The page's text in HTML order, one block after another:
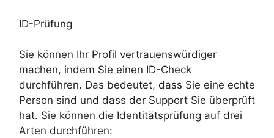
ID-Prüfung
Sie können Ihr Profil vertrauenswürdiger
machen, indem Sie einen ID-Check
durchführen. Das bedeutet, dass Sie eine echte
Person sind und dass der Support Sie überprüft
hat. Sie können die Identitätsprüfung auf drei
Arten durchführen: